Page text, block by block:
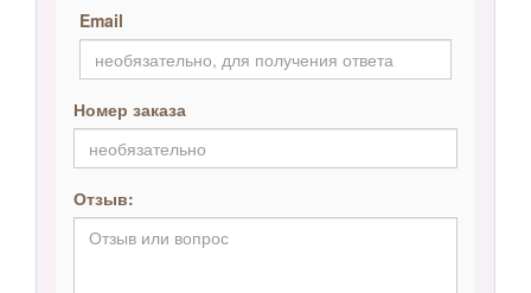
Email
Номер заказа
Отзыв: